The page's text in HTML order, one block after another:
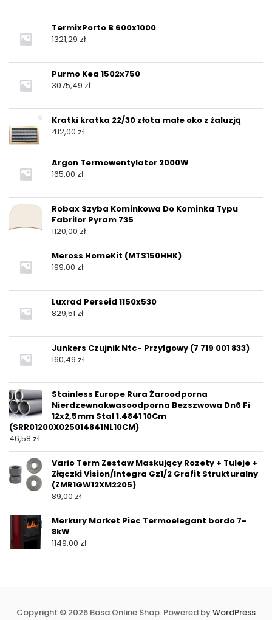
TermixPorto B 600x1000
1321,29 zł
Purmo Kea 1502x750
3075,49 zł
Kratki kratka 22/30 złota małe oko z żaluzją
412,00 zł
Argon Termowentylator 2000W
165,00 zł
Robax Szyba Kominkowa Do Kominka Typu
Fabrilor Pyram 735
1120,00 zł
Meross HomeKit (MTS150HHK)
199,00 zł
Luxrad Perseid 1150x530
829,51 zł
Junkers Czujnik Ntc- Przylgowy (7 719 001 833)
160,49 zł
Stainless Europe Rura Żaroodporna
Nierdzewnakwasoodporna Bezszwowa Dn6 Fi
12x2,5mm Stal 1.4841 10Cm
(SRR01200X025014841NL10CM)
46,58 zł
Vario Term Zestaw Maskujący Rozety + Tuleje +
Złączki Vision/Integra Gz1/2 Grafit Strukturalny
(ZMR1GW12XM2205)
89,00 zł
Merkury Market Piec Termoelegant bordo 7-
8kW
1149,00 zł
Copyright © 2026 Bosa Online Shop. Powered byWordPress